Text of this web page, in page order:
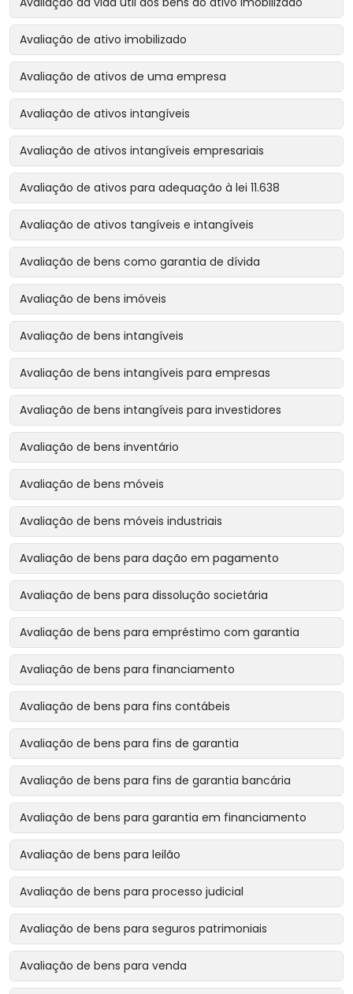
Avaliação de ativo imobilizado
Avaliação de ativos de uma empresa
Avaliação de ativos intangíveis
Avaliação de ativos intangíveis empresariais
Avaliação de ativos para adequação à lei 11.638
Avaliação de ativos tangíveis e intangíveis
Avaliação de bens como garantia de dívida
Avaliação de bens imóveis
Avaliação de bens intangíveis
Avaliação de bens intangíveis para empresas
Avaliação de bens intangíveis para investidores
Avaliação de bens inventário
Avaliação de bens móveis
Avaliação de bens móveis industriais
Avaliação de bens para dação em pagamento
Avaliação de bens para dissolução societária
Avaliação de bens para empréstimo com garantia
Avaliação de bens para financiamento
Avaliação de bens para fins contábeis
Avaliação de bens para fins de garantia
Avaliação de bens para fins de garantia bancária
Avaliação de bens para garantia em financiamento
Avaliação de bens para leilão
Avaliação de bens para processo judicial
Avaliação de bens para seguros patrimoniais
Avaliação de bens para venda